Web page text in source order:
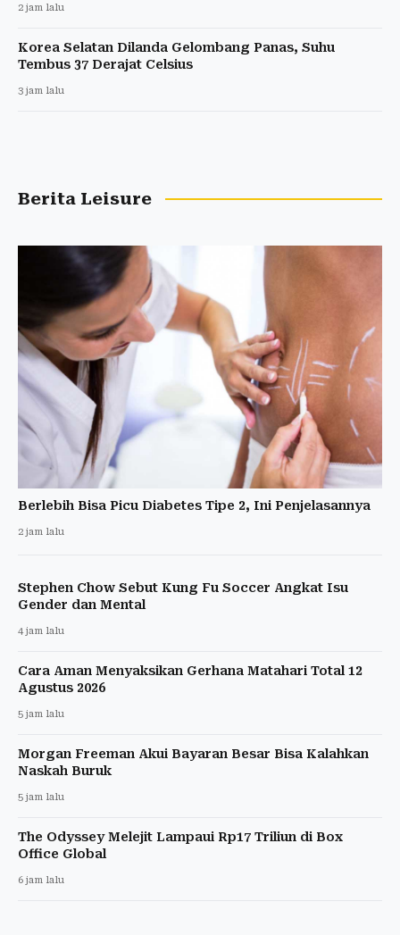
2 jam lalu
Korea Selatan Dilanda Gelombang Panas, Suhu
Tembus 37 Derajat Celsius
3 jam lalu
Berita Leisure
Berlebih Bisa Picu Diabetes Tipe 2, Ini Penjelasannya
2 jam lalu
Stephen Chow Sebut Kung Fu Soccer Angkat Isu
Gender dan Mental
4 jam lalu
Cara Aman Menyaksikan Gerhana Matahari Total 12
Agustus 2026
5 jam lalu
Morgan Freeman Akui Bayaran Besar Bisa Kalahkan
Naskah Buruk
5 jam lalu
The Odyssey Melejit Lampaui Rp17 Triliun di Box
Office Global
6 jam lalu